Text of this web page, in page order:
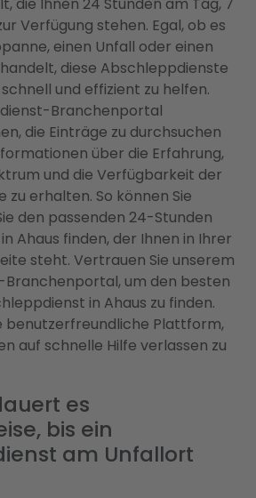
Verfügung stehen. Egal, ob es
einen Unfall oder einen
diese Abschleppdienste
und effizient zu helfen.
Branchenportal
die Einträge zu durchsuchen
über die Erfahrung,
und die Verfügbarkeit der
erhalten. So können Sie
den passenden 24-Stunden
Ahaus finden, der Ihnen in Ihrer
steht. Vertrauen Sie unserem
um den besten
in Ahaus zu finden.
benutzerfreundliche Plattform,
auf schnelle Hilfe verlassen zu
es
bis ein
am Unfallort